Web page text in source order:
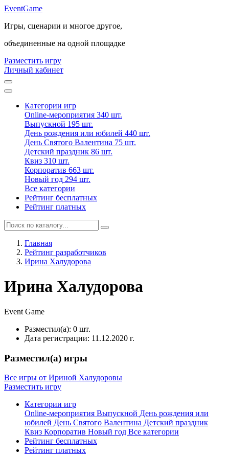
EventGame
Игры, сценарии и многое другое,
объединенные на одной площадке
Разместить игру
Личный кабинет
Категории игр
Online-мероприятия 340 шт.
Выпускной 195 шт.
День рождения или юбилей 440 шт.
День Святого Валентина 75 шт.
Детский праздник 86 шт.
Квиз 310 шт.
Корпоратив 663 шт.
Новый год 294 шт.
Все категории
Рейтинг бесплатных
Рейтинг платных
Главная
Рейтинг разработчиков
Ирина Халудорова
Ирина Халудорова
Event Game
Разместил(а): 0 шт.
Дата регистрации: 11.12.2020 г.
Разместил(а) игры
Все игры от Ириной Халудоровы
Разместить игру
Категории игр
Online-мероприятия Выпускной День рождения или
юбилей День Святого Валентина Детский праздник
Квиз Корпоратив Новый год Все категории
Рейтинг бесплатных
Рейтинг платных